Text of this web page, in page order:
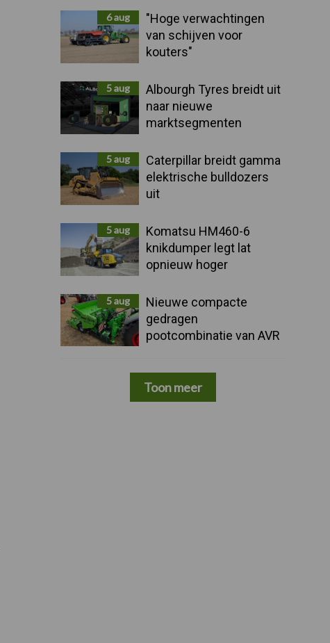
Sidebar6 aug
"Hoge verwachtingen
van schijven voor
kouters"
5 aug
Albourgh Tyres breidt uit
naar nieuwe
marktsegmenten
5 aug
Caterpillar breidt gamma
elektrische bulldozers
uit
5 aug
Komatsu HM460-6
knikdumper legt lat
opnieuw hoger
5 aug
Nieuwe compacte
gedragen
pootcombinatie van AVR
Toon meer